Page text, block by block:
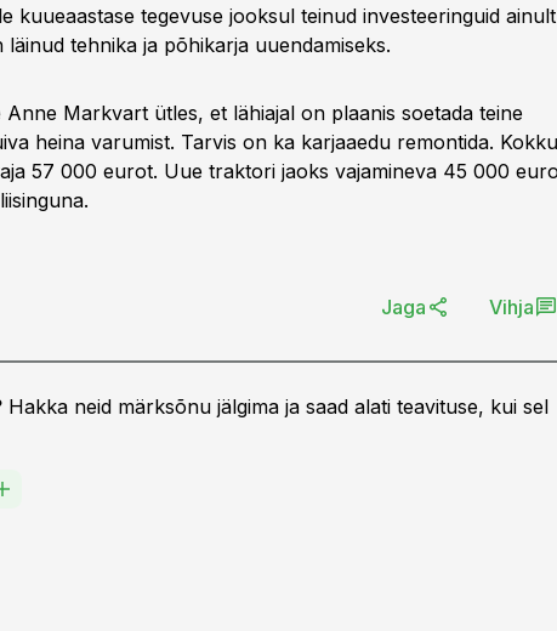
kuueaastase tegevuse jooksul teinud investeeringuid ainult
tehnika ja põhikarja uuendamiseks.
Anne Markvart ütles, et lähiajal on plaanis soetada teine
heina varumist. Tarvis on ka karjaaedu remontida. Kokku
57 000 eurot. Uue traktori jaoks vajamineva 45 000
Jaga Vihja
Hakka neid märksõnu jälgima ja saad alati teavituse, kui sel